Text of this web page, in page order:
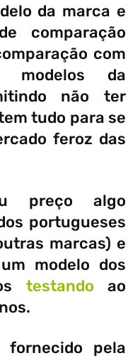
da marca e
comparação
com
modelos da
não ter
tudo para se
feroz das
preço algo
portugueses
marcas) e
modelo dos
testando ao
pela